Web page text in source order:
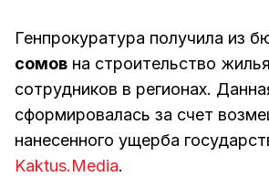
Генпрокуратура получила из
сомов на строительство
сотрудников в регионах.
сформировалась за счет
нанесенного ущерба
Kaktus.Media.